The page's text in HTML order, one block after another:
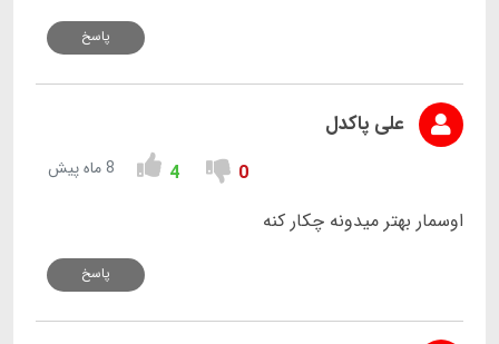
پاسخ
علی پاکدل
0
4 8 ماه پیش
اوسمار بهتر میدونه چکار کنه
پاسخ